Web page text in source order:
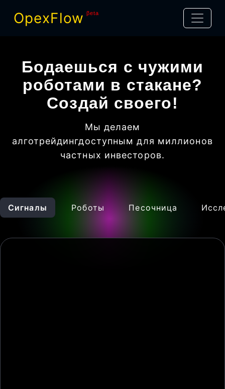
OpexFlow βeta
Бодаешься с чужими
роботами в стакане?
Создай своего!
Мы делаем
алготрейдингдоступным для миллионов
частных инвесторов.
Сигналы Роботы Песочница